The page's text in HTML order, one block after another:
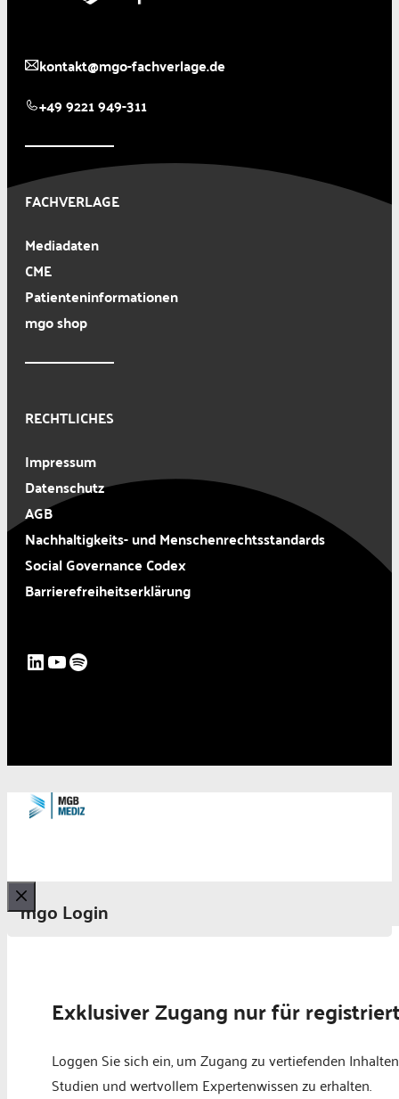
kontakt@mgo-fachverlage.de
+49 9221 949-311
FACHVERLAGE
Mediadaten
CME
Patienteninformationen
mgo shop
RECHTLICHES
Impressum
Datenschutz
AGB
Nachhaltigkeits- und Menschenrechtsstandards
Social Governance Codex
Barrierefreiheitserklärung
LinkedIn
YouTube
Spotify
mgo Login
Schließen
Exklusiver Zugang nur für
Loggen Sie sich ein, um Zugang zu vertiefenden
Studien und wertvollem Expertenwissen zu erhalten.